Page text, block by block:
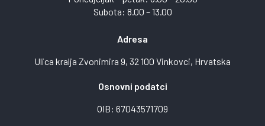
Subota: 8.00 – 13.00
Adresa
Ulica kralja Zvonimira 9, 32 100 Vinkovci, Hrvatska
Osnovni podatci
OIB: 67043571709